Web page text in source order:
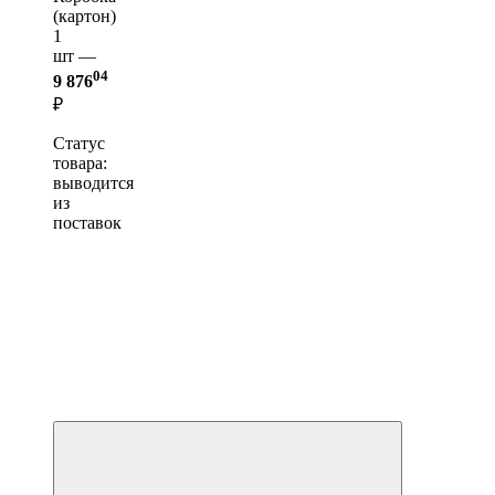
(картон)
1
шт —
9 87604
₽
Статус
товара:
выводится
из
поставок